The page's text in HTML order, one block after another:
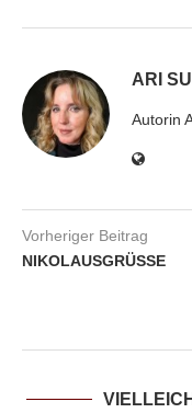
ARI
Autorin
Vorheriger Beitrag
NIKOLAUSGRÜSSE